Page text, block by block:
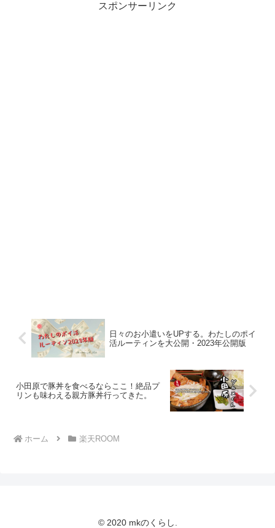
スポンサーリンク
日々のお小遣いをUPする。わたしのポイ
活ルーティンを大公開・2023年公開版
小田原で豚丼を食べるならここ！絶品プ
リンも味わえる親方豚丼行ってきた。
ホーム 楽天ROOM
© 2020 mkのくらし.